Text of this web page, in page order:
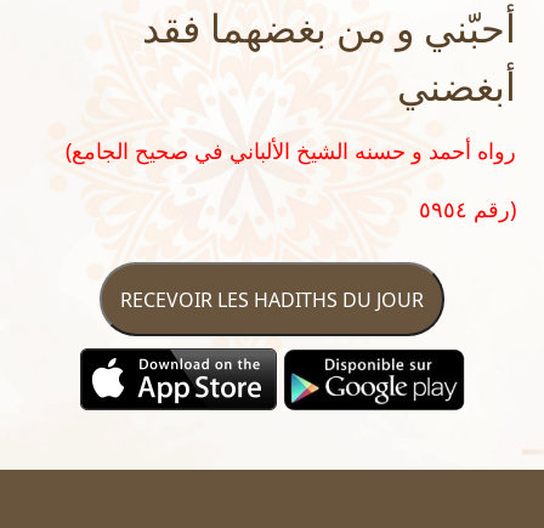
أحبّني و من بغضهما فقد
أبغضني
(رواه أحمد و حسنه الشيخ الألباني في صحيح الجامع
رقم ٥٩٥٤)
RECEVOIR LES HADITHS DU JOUR